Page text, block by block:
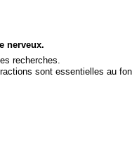
nerveux.
recherches.
sont essentielles au